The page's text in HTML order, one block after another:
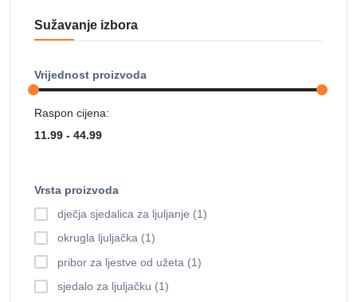
Sužavanje izbora
Vrijednost proizvoda
Raspon cijena:
Vrsta proizvoda
dječja sjedalica za ljuljanje (1)
okrugla ljuljačka (1)
pribor za ljestve od užeta (1)
sjedalo za ljuljačku (1)